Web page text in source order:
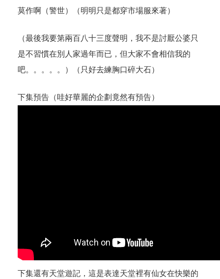
莫作啊（警世）（明明只是都穿市場服來著）
（最後我要第兩百八十三度聲明，我不是討厭公婆只
是不習慣在別人家過年而已，但大家不會相信我的
吧。。。。。）（只好去練胸口碎大石）
下集預告（哇好華麗的企劃竟然有預告）
下集還有天堂遊記，這是表達天堂裡有仙女在快樂的